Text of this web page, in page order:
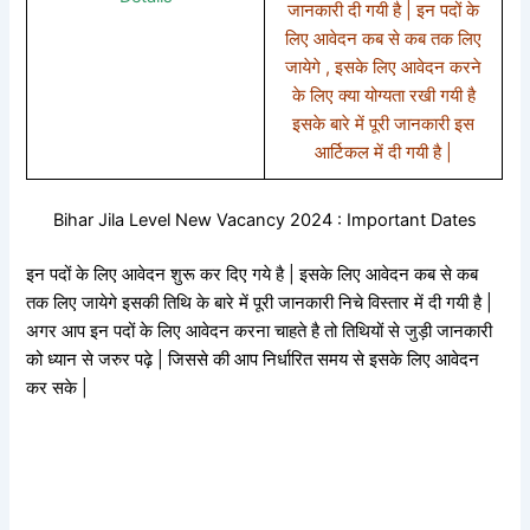
जानकारी दी गयी है | इन पदों के
लिए आवेदन कब से कब तक लिए
जायेगे , इसके लिए आवेदन करने
के लिए क्या योग्यता रखी गयी है
इसके बारे में पूरी जानकारी इस
आर्टिकल में दी गयी है |
Bihar Jila Level New Vacancy 2024 : Important Dates
इन पदों के लिए आवेदन शुरू कर दिए गये है | इसके लिए आवेदन कब से कब
तक लिए जायेगे इसकी तिथि के बारे में पूरी जानकारी निचे विस्तार में दी गयी है |
अगर आप इन पदों के लिए आवेदन करना चाहते है तो तिथियों से जुड़ी जानकारी
को ध्यान से जरुर पढ़े | जिससे की आप निर्धारित समय से इसके लिए आवेदन
कर सके |